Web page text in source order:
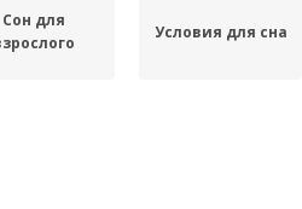
Сон для
Условия для сна